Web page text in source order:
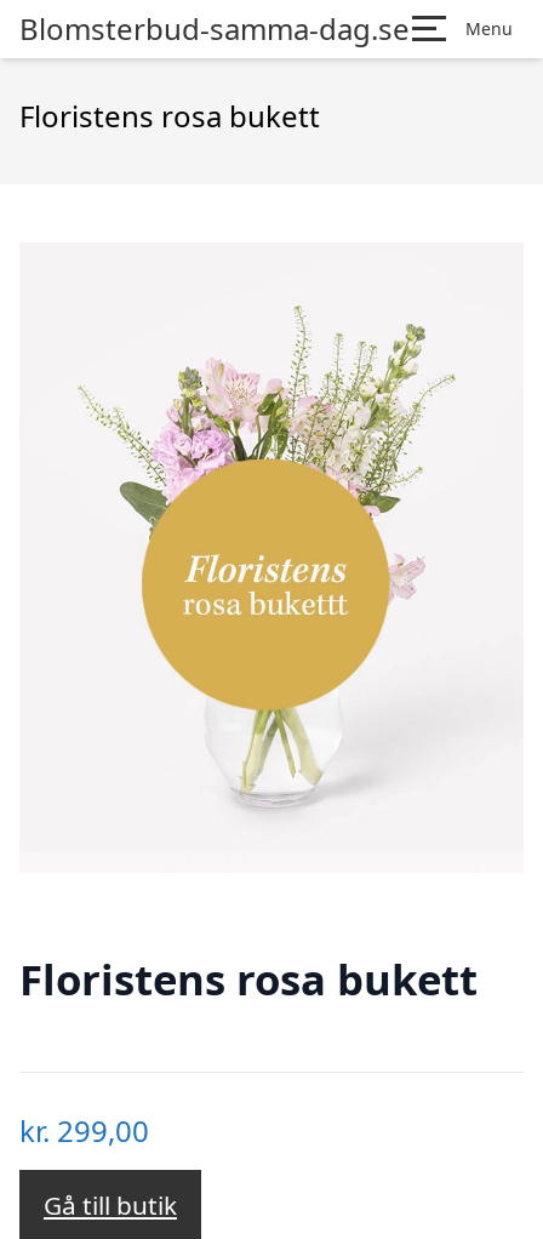
Blomsterbud-samma-dag.se Menu
Floristens rosa bukett
Floristens rosa bukett
kr. 299,00
Gå till butik